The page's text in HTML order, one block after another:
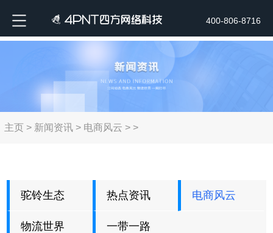
400-806-8716
主页> 新闻资讯> 电商风云 > >
驼铃生态 热点资讯 电商风云
物流世界 一带一路